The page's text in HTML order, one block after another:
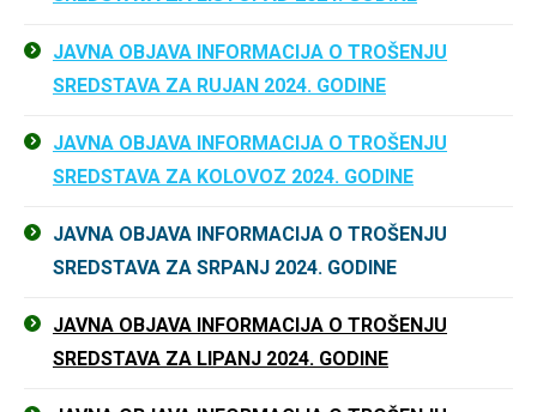
JAVNA OBJAVA INFORMACIJA O TROŠENJU
SREDSTAVA ZA RUJAN 2024. GODINE
JAVNA OBJAVA INFORMACIJA O TROŠENJU
SREDSTAVA ZA KOLOVOZ 2024. GODINE
JAVNA OBJAVA INFORMACIJA O TROŠENJU
SREDSTAVA ZA SRPANJ 2024. GODINE
JAVNA OBJAVA INFORMACIJA O TROŠENJU
SREDSTAVA ZA LIPANJ 2024. GODINE